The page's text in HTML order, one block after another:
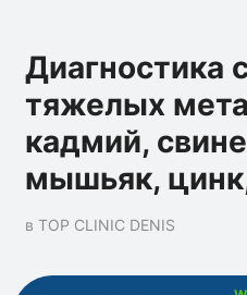
Диагностика
тяжелых
кадмий,
мышьяк,
в TOP CLINIC DENIS